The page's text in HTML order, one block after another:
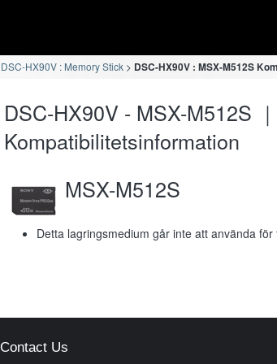
DSC-HX90V : Memory Stick DSC-HX90V : MSX-M512S
DSC-HX90V - MSX-M512S ｜
Kompatibilitetsinformation
MSX-M512S
Detta lagringsmedium går inte att använda för
Contact Us